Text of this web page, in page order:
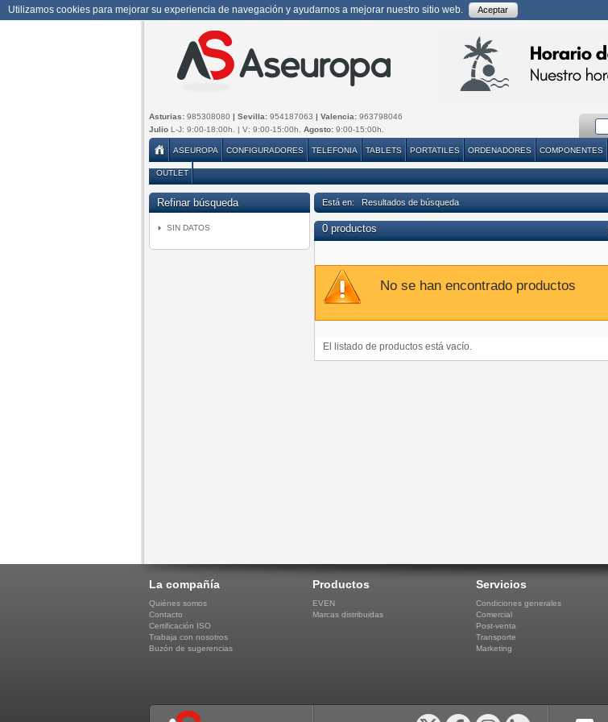
Utilizamos cookies para mejorar su experiencia de navegación y ayudarnos a mejorar nuestro sitio web. Aceptar
Asturias: 985308080 | Sevilla: 954187063 | Valencia: 963798046
JulioL-J: 9:00-18:00h. | V: 9:00-15:00h. Agosto:9:00-15:00h.
ASEUROPA CONFIGURADORES TELEFONIA TABLETS PORTATILES ORDENADORES COMPONENTES
OUTLET
Refinar búsqueda
SIN DATOS
Está en: Resultados de búsqueda
0 productos
No se han encontrado productos
El listado de productos está vacío.
La compañía
Quiénes somos
Contacto
Certificación ISO
Trabaja con nosotros
Buzón de sugerencias
Productos
EVEN
Marcas distribuidas
Servicios
Condiciones generales
Comercial
Post-venta
Transporte
Marketing